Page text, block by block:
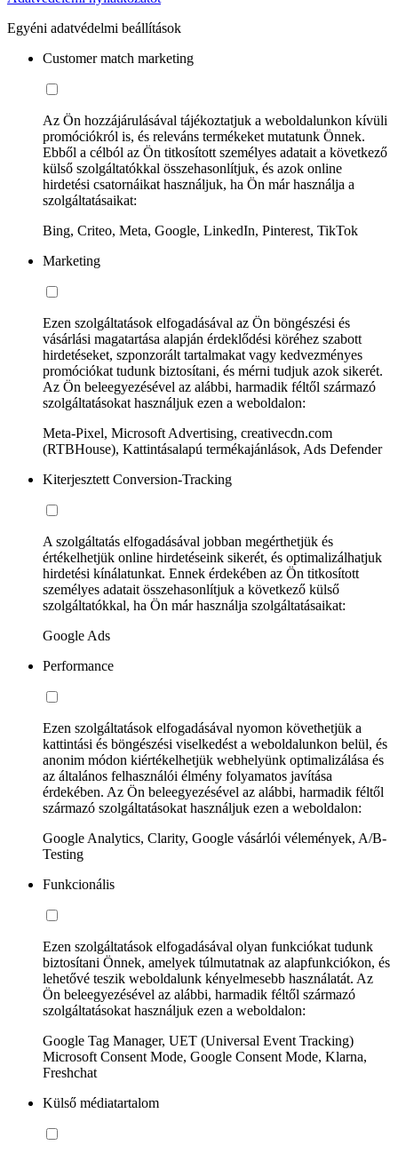
Egyéni adatvédelmi beállítások
Customer match marketing
Az Ön hozzájárulásával tájékoztatjuk a weboldalunkon kívüli
promóciókról is, és releváns termékeket mutatunk Önnek.
Ebből a célból az Ön titkosított személyes adatait a következő
külső szolgáltatókkal összehasonlítjuk, és azok online
hirdetési csatornáikat használjuk, ha Ön már használja a
szolgáltatásaikat:
Bing, Criteo, Meta, Google, LinkedIn, Pinterest, TikTok
Marketing
Ezen szolgáltatások elfogadásával az Ön böngészési és
vásárlási magatartása alapján érdeklődési köréhez szabott
hirdetéseket, szponzorált tartalmakat vagy kedvezményes
promóciókat tudunk biztosítani, és mérni tudjuk azok sikerét.
Az Ön beleegyezésével az alábbi, harmadik féltől származó
szolgáltatásokat használjuk ezen a weboldalon:
Meta-Pixel, Microsoft Advertising, creativecdn.com
(RTBHouse), Kattintásalapú termékajánlások, Ads Defender
Kiterjesztett Conversion-Tracking
A szolgáltatás elfogadásával jobban megérthetjük és
értékelhetjük online hirdetéseink sikerét, és optimalizálhatjuk
hirdetési kínálatunkat. Ennek érdekében az Ön titkosított
személyes adatait összehasonlítjuk a következő külső
szolgáltatókkal, ha Ön már használja szolgáltatásaikat:
Google Ads
Performance
Ezen szolgáltatások elfogadásával nyomon követhetjük a
kattintási és böngészési viselkedést a weboldalunkon belül, és
anonim módon kiértékelhetjük webhelyünk optimalizálása és
az általános felhasználói élmény folyamatos javítása
érdekében. Az Ön beleegyezésével az alábbi, harmadik féltől
származó szolgáltatásokat használjuk ezen a weboldalon:
Google Analytics, Clarity, Google vásárlói vélemények, A/B-
Testing
Funkcionális
Ezen szolgáltatások elfogadásával olyan funkciókat tudunk
biztosítani Önnek, amelyek túlmutatnak az alapfunkciókon, és
lehetővé teszik weboldalunk kényelmesebb használatát. Az
Ön beleegyezésével az alábbi, harmadik féltől származó
szolgáltatásokat használjuk ezen a weboldalon:
Google Tag Manager, UET (Universal Event Tracking)
Microsoft Consent Mode, Google Consent Mode, Klarna,
Freshchat
Külső médiatartalom